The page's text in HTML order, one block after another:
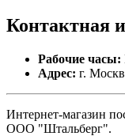
Контактная
Рабочие часы:
Адрес: г.
Интернет-магазин
ООО "Штальберг".